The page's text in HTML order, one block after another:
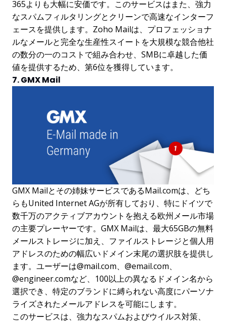
365よりも大幅に安価です。このサービスはまた、強力
なスパムフィルタリングとクリーンで高速なインターフ
ェースを提供します。Zoho Mailは、プロフェッショナ
ルなメールと完全な生産性スイートを大規模な競合他社
の数分の一のコストで組み合わせ、SMBに卓越した価
値を提供するため、第6位を獲得しています。
7. GMX Mail
GMX Mailとその姉妹サービスであるMail.comは、どち
らもUnited Internet AGが所有しており、特にドイツで
数千万のアクティブアカウントを抱える欧州メール市場
の主要プレーヤーです。GMX Mailは、最大65GBの無料
メールストレージに加え、ファイルストレージと個人用
アドレスのための幅広いドメイン末尾の選択肢を提供し
ます。ユーザーは@mail.com、@email.com、
@engineer.comなど、100以上の異なるドメイン名から
選択でき、特定のブランドに縛られない高度にパーソナ
ライズされたメールアドレスを可能にします。
このサービスは、強力なスパムおよびウイルス対策、